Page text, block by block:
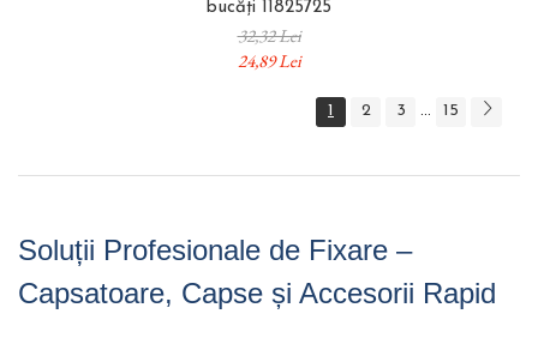
bucăți 11825725
32,32 Lei
24,89 Lei
1 2 3 ... 15
Soluții Profesionale de Fixare –
Capsatoare, Capse și Accesorii Rapid